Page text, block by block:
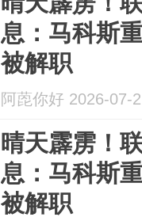
息：马科斯
被解职
阿萞你好 2026-07-
晴天霹雳！
息：马科斯
被解职